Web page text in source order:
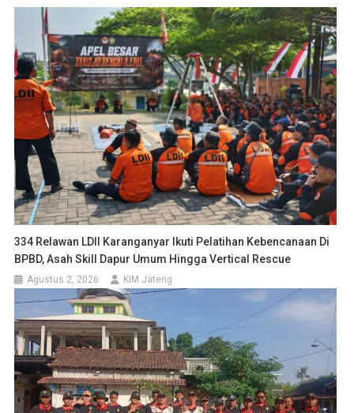
334 Relawan LDII Karanganyar Ikuti Pelatihan Kebencanaan Di
BPBD, Asah Skill Dapur Umum Hingga Vertical Rescue
Agustus 2, 2026 KIM Jateng